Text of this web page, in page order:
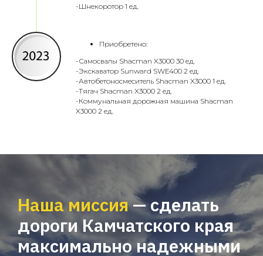
-Шнекоротор 1 ед.
Приобретено:
-Самосвалы Shacman X3000 30 ед.
-Экскаватор Sunward SWE400 2 ед.
-Автобетоносмеситель Shacman X3000 1 ед.
-Тягач Shacman X3000 2 ед.
-Коммунальная дорожная машина Shacman
X3000 2 ед.
Наша миссия— сделать
дороги Камчатского края
максимально надежными